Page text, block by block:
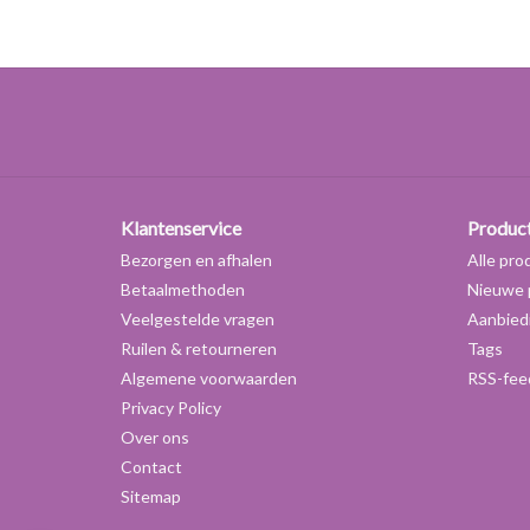
Klantenservice
Bezorgen en afhalen
Betaalmethoden
Veelgestelde vragen
Ruilen & retourneren
Algemene voorwaarden
Privacy Policy
Over ons
Contact
Sitemap
Alle
Nieuwe
Tags
RSS-